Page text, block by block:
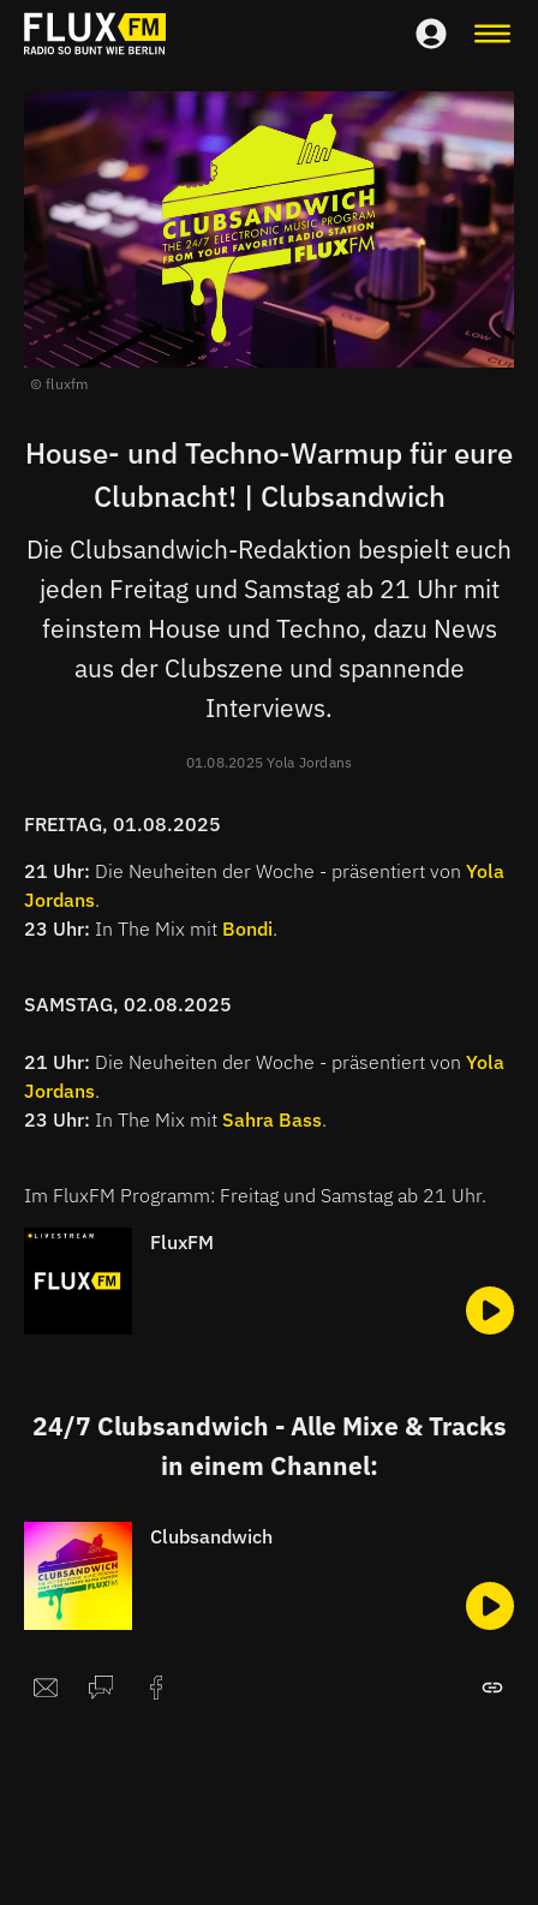
fluxfm
House- und Techno-Warmup für eure
Clubnacht! | Clubsandwich
Die Clubsandwich-Redaktion bespielt euch
jeden Freitag und Samstag ab 21 Uhr mit
feinstem House und Techno, dazu News
aus der Clubszene und spannende
Interviews.
01.08.2025 Yola Jordans
FREITAG, 01.08.2025
21 Uhr: Die Neuheiten der Woche - präsentiert von Yola
Jordans.
23 Uhr: In The Mix mit Bondi.
SAMSTAG, 02.08.2025
21 Uhr: Die Neuheiten der Woche - präsentiert von Yola
Jordans.
23 Uhr: In The Mix mit Sahra Bass.
Im FluxFM Programm: Freitag und Samstag ab 21 Uhr.
FluxFM
24/7 Clubsandwich - Alle Mixe & Tracks
in einem Channel:
Clubsandwich